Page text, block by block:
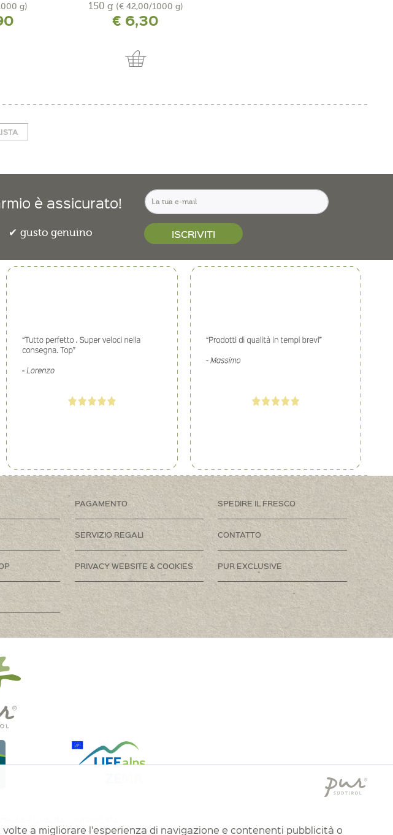
g)
150 g (€ 42,00/1000 g)
incl. IVA più costi di spedizione
€ 6,30
è assicurato!
gusto genuino ISCRIVITI
PAGAMENTO SPEDIRE IL FRESCO
SERVIZIO REGALI CONTATTO
PRIVACY WEBSITE & COOKIES PUR EXCLUSIVE
a migliorare l'esperienza di navigazione e contenenti pubblicità o